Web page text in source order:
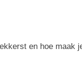
en hoe maak